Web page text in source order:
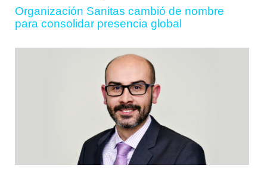
Organización Sanitas cambió de nombre
para consolidar presencia global